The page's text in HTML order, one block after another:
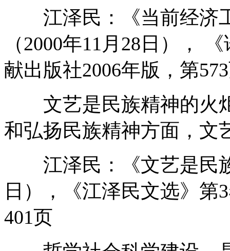
江泽民：《当前经济
（2000年11月28日），
献出版社2006年版，第
文艺是民族精神的火
和弘扬民族精神方面，文
江泽民：《文艺是民族
日），《江泽民文选》第
401页